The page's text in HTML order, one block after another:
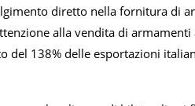
diretto nella fornitura di
alla vendita di armamenti
del 138% delle esportazioni